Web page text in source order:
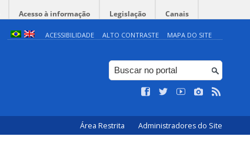
Acesso à informação Legislação Canais
ACESSIBILIDADE ALTO CONTRASTE MAPA DO SITE
Área Restrita Administradores do Site